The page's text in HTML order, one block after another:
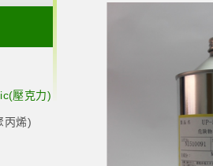
壓克力)
丙烯)